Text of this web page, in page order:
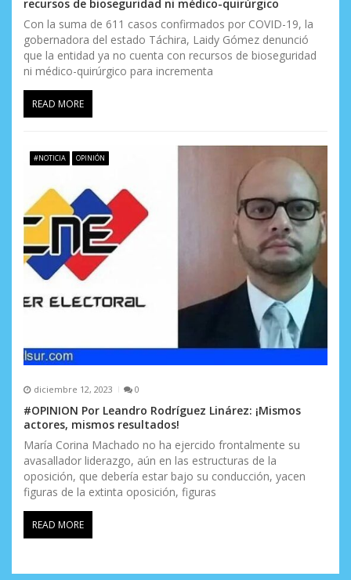
recursos de bioseguridad ni médico-quirúrgico
Con la suma de 611 casos confirmados por COVID-19, la
gobernadora del estado Táchira, Laidy Gómez denunció
que la entidad ya no cuenta con recursos de bioseguridad
ni médico-quirúrgico para incrementa
READ MORE
#NOTICIA OPINIÓN
diciembre 12, 2023 0
#OPINION Por Leandro Rodríguez Linárez: ¡Mismos
actores, mismos resultados!
María Corina Machado no ha ejercido frontalmente su
avasallador liderazgo, aún en las estructuras de la
oposición, que debería estar bajo su conducción, yacen
figuras de la extinta oposición, figuras
READ MORE